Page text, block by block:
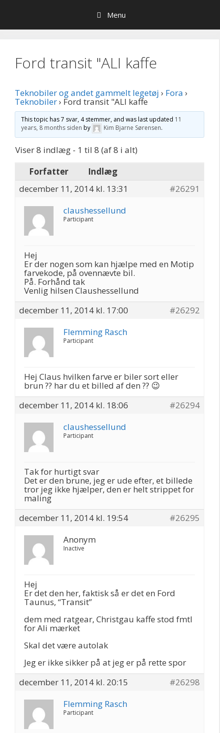
indhold
Menu
Ford transit "ALI kaffe
Teknobiler og andet gammelt legetøj › Fora ›
Teknobiler› Ford transit "ALI kaffe
This topic has 7 svar, 4 stemmer, and was last updated 11
years, 8 months siden by Kim Bjarne Sørensen.
Viser 8 indlæg - 1 til 8 (af 8 i alt)
Forfatter
Indlæg
december 11, 2014 kl. 13:31
#26291
claushessellund
Participant
Hej
Er der nogen som kan hjælpe med en Motip
farvekode, på ovennævte bil.
På. Forhånd tak
Venlig hilsen Claushessellund
december 11, 2014 kl. 17:00
#26292
Flemming Rasch
Participant
Hej Claus hvilken farve er biler sort eller
brun ?? har du et billed af den ?? 😉
december 11, 2014 kl. 18:06
#26294
claushessellund
Participant
Tak for hurtigt svar
Det er den brune, jeg er ude efter, et billede
tror jeg ikke hjælper, den er helt strippet for
maling
december 11, 2014 kl. 19:54
#26295
Anonym
Inactive
Hej
Er det den her, faktisk så er det en Ford
Taunus, “Transit”
dem med ratgear, Christgau kaffe stod fmtl
for Ali mærket
Skal det være autolak
Jeg er ikke sikker på at jeg er på rette spor
december 11, 2014 kl. 20:15
#26298
Flemming Rasch
Participant